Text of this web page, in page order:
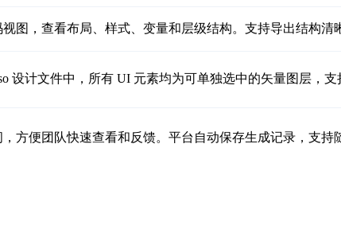
图，查看布局、样式、变量和层级结构。支持导出结构清
设计文件中，所有 UI 元素均为可单独选中的矢量图层，支
方便团队快速查看和反馈。平台自动保存生成记录，支持